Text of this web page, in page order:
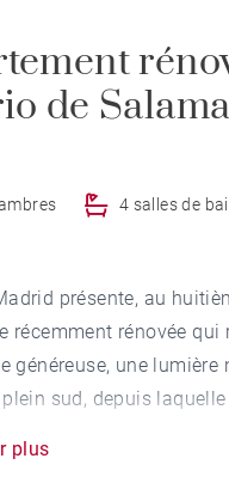
de
4 salles de
présente, au
récemment rénovée
généreuse, une
sud, depuis
m² de surface
plus